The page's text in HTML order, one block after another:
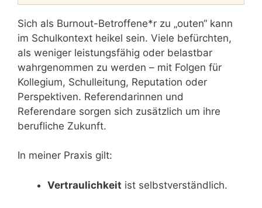
Sich als Burnout-Betroffene*r zu „outen“ kann
im Schulkontext heikel sein. Viele befürchten,
als weniger leistungsfähig oder belastbar
wahrgenommen zu werden – mit Folgen für
Kollegium, Schulleitung, Reputation oder
Perspektiven. Referendarinnen und
Referendare sorgen sich zusätzlich um ihre
berufliche Zukunft.
In meiner Praxis gilt:
Vertraulichkeit ist selbstverständlich.